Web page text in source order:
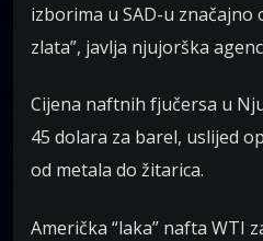
izborima u SAD-u značajno
zlata”, javlja njujorška
Cijena naftnih fjučersa u
45 dolara za barel, uslijed
od metala do žitarica.
Američka “laka” nafta WTI